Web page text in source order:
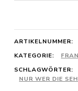
Mignon
(Nur
wer
ARTIKELNUMMER:
KATEGORIE:
SCHLAGWÖRTER:
NUR WER DIE